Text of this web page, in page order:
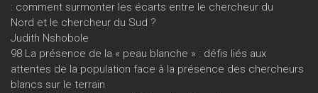
: comment surmonter les écarts entre le chercheur du
Nord et le chercheur du Sud ?
Judith Nshobole
98 La présence de la « peau blanche » : défis liés aux
attentes de la population face à la présence des chercheurs
blancs sur le terrain